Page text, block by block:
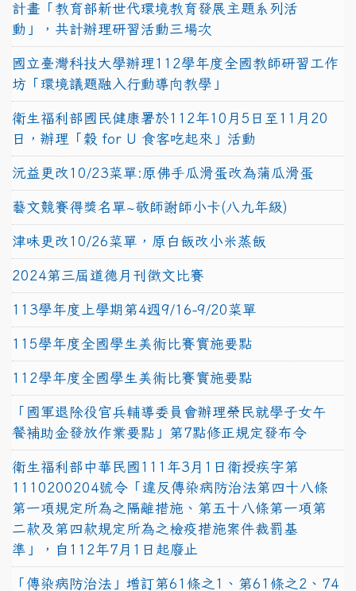
計畫「教育部新世代環境教育發展主題系列活
動」，共計辦理研習活動三場次
國立臺灣科技大學辦理112學年度全國教師研習工作
坊「環境議題融入行動導向教學」
衛生福利部國民健康署於112年10月5日至11月20
日，辦理「穀 for U 食客吃起來」活動
沅益更改10/23菜單:原佛手瓜滑蛋改為蒲瓜滑蛋
藝文競賽得獎名單~敬師謝師小卡(八九年級)
津味更改10/26菜單，原白飯改小米蒸飯
2024第三屆道德月刊徵文比賽
113學年度上學期第4週9/16-9/20菜單
115學年度全國學生美術比賽實施要點
112學年度全國學生美術比賽實施要點
「國軍退除役官兵輔導委員會辦理榮民就學子女午
餐補助金發放作業要點」第7點修正規定發布令
衛生福利部中華民國111年3月1日衛授疾字第
1110200204號令「違反傳染病防治法第四十八條
第一項規定所為之隔離措施、第五十八條第一項第
二款及第四款規定所為之檢疫措施案件裁罰基
準」，自112年7月1日起廢止
「傳染病防治法」增訂第61條之1、第61條之2、74